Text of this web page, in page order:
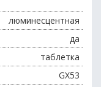
люминесцентная
да
таблетка
GX53